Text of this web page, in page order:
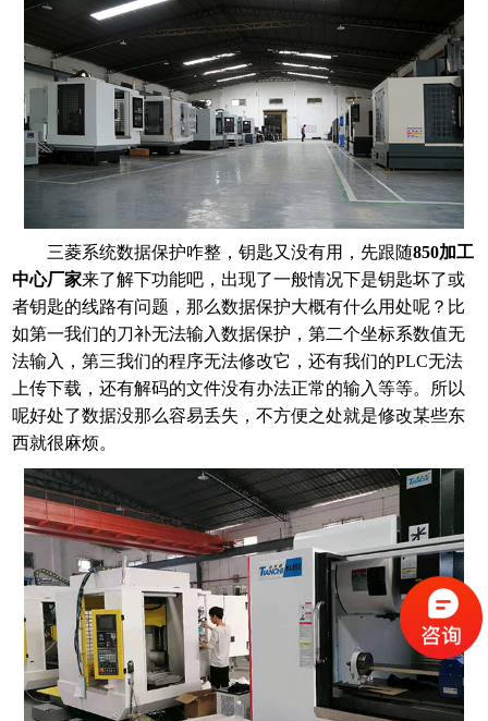
三菱系统数据保护咋整，钥匙又没有用，先跟随850加工
中心厂家来了解下功能吧，出现了一般情况下是钥匙坏了或
者钥匙的线路有问题，那么数据保护大概有什么用处呢？比
如第一我们的刀补无法输入数据保护，第二个坐标系数值无
法输入，第三我们的程序无法修改它，还有我们的PLC无法
上传下载，还有解码的文件没有办法正常的输入等等。所以
呢好处了数据没那么容易丢失，不方便之处就是修改某些东
西就很麻烦。